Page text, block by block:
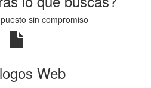
sin compromiso
Web